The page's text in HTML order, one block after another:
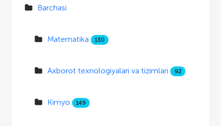
Barchasi
Matematika 130
Axborot texnologiyalari va tizimlari 92
Kimyo 149